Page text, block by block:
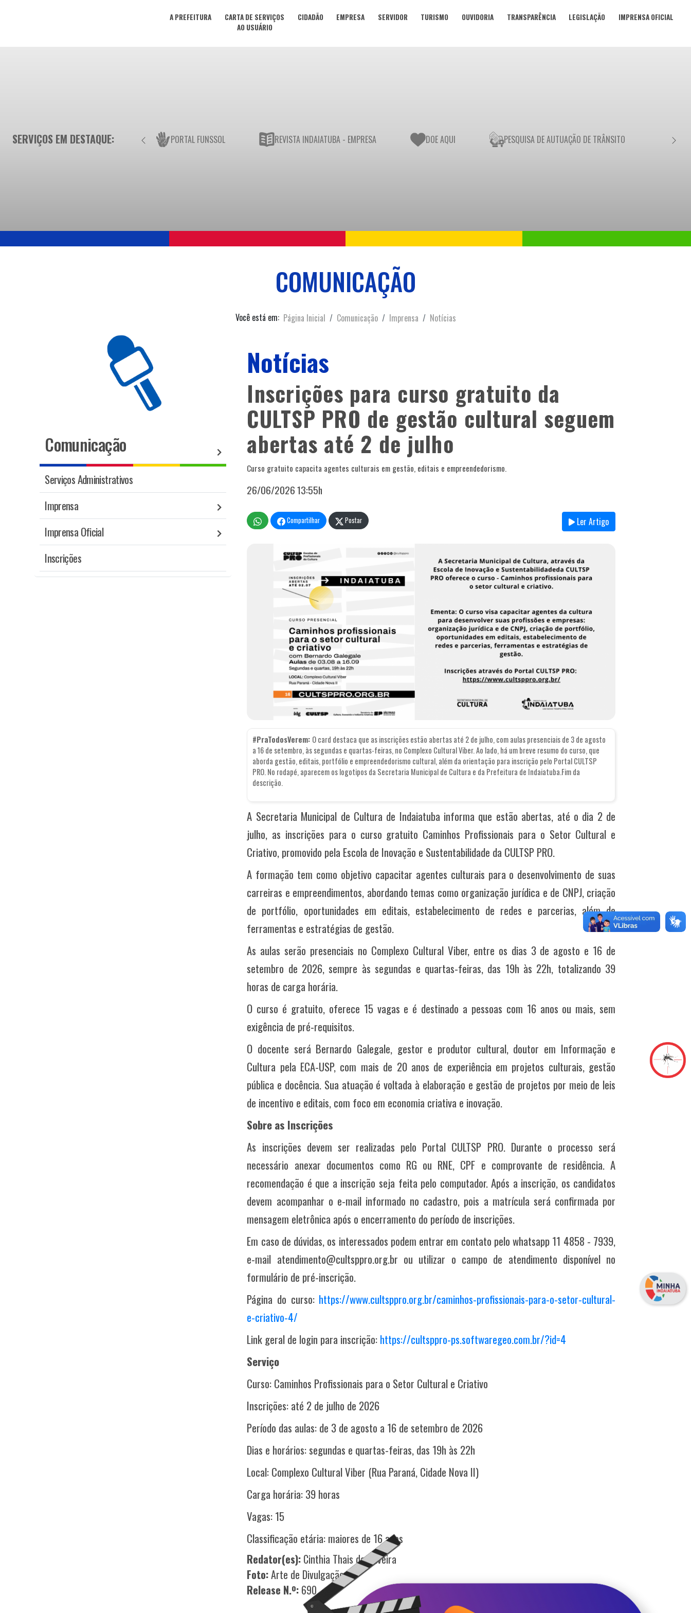
A PREFEITURA
CARTA DE SERVIÇOS
AO USUÁRIO
CIDADÃO EMPRESA SERVIDOR TURISMO OUVIDORIA TRANSPARÊNCIA LEGISLAÇÃO IMPRENSA OFICIAL
SERVIÇOS EM DESTAQUE: PORTAL FUNSSOL REVISTA INDAIATUBA - EMPRESA DOE AQUI PESQUISA DE AUTUAÇÃO DE TRÂNSITO
COMUNICAÇÃO
Você está em: Página Inicial Comunicação Imprensa Notícias
Comunicação
Serviços Administrativos
Imprensa
Imprensa Oficial
Inscrições
Notícias
Inscrições para curso gratuito da
CULTSP PRO de gestão cultural seguem
abertas até 2 de julho
Curso gratuito capacita agentes culturais em gestão, editais e empreendedorismo.
26/06/2026 13:55h
Compartilhar Postar Ler Artigo
#PraTodosVerem: O card destaca que as inscrições estão abertas até 2 de julho, com aulas presenciais de 3 de agosto
a 16 de setembro, às segundas e quartas-feiras, no Complexo Cultural Viber. Ao lado, há um breve resumo do curso, que
aborda gestão, editais, portfólio e empreendedorismo cultural, além da orientação para inscrição pelo Portal CULTSP
PRO. No rodapé, aparecem os logotipos da Secretaria Municipal de Cultura e da Prefeitura de Indaiatuba.Fim da
descrição.
A Secretaria Municipal de Cultura de Indaiatuba informa que estão abertas, até o dia 2 de
julho, as inscrições para o curso gratuito Caminhos Profissionais para o Setor Cultural e
Criativo, promovido pela Escola de Inovação e Sustentabilidade da CULTSP PRO.
A formação tem como objetivo capacitar agentes culturais para o desenvolvimento de suas
carreiras e empreendimentos, abordando temas como organização jurídica e de CNPJ, criação
de portfólio, oportunidades em editais, estabelecimento de redes e parcerias, além de
ferramentas e estratégias de gestão.
As aulas serão presenciais no Complexo Cultural Viber, entre os dias 3 de agosto e 16 de
setembro de 2026, sempre às segundas e quartas-feiras, das 19h às 22h, totalizando 39
horas de carga horária.
O curso é gratuito, oferece 15 vagas e é destinado a pessoas com 16 anos ou mais, sem
exigência de pré-requisitos.
O docente será Bernardo Galegale, gestor e produtor cultural, doutor em Informação e
Cultura pela ECA-USP, com mais de 20 anos de experiência em projetos culturais, gestão
pública e docência. Sua atuação é voltada à elaboração e gestão de projetos por meio de leis
de incentivo e editais, com foco em economia criativa e inovação.
Sobre as Inscrições
As inscrições devem ser realizadas pelo Portal CULTSP PRO. Durante o processo será
necessário anexar documentos como RG ou RNE, CPF e comprovante de residência. A
recomendação é que a inscrição seja feita pelo computador. Após a inscrição, os candidatos
devem acompanhar o e-mail informado no cadastro, pois a matrícula será confirmada por
mensagem eletrônica após o encerramento do período de inscrições.
Em caso de dúvidas, os interessados podem entrar em contato pelo whatsapp 11 4858 - 7939,
e-mail atendimento@cultsppro.org.br ou utilizar o campo de atendimento disponível no
formulário de pré-inscrição.
Página do curso: https://www.cultsppro.org.br/caminhos-profissionais-para-o-setor-cultural-
e-criativo-4/
Link geral de login para inscrição:https://cultsppro-ps.softwaregeo.com.br/?id=4
Serviço
Curso: Caminhos Profissionais para o Setor Cultural e Criativo
Inscrições: até 2 de julho de 2026
Período das aulas: de 3 de agosto a 16 de setembro de 2026
Dias e horários: segundas e quartas-feiras, das 19h às 22h
Local: Complexo Cultural Viber (Rua Paraná, Cidade Nova II)
Carga horária: 39 horas
Vagas: 15
Classificação etária: maiores de 16 anos
Redator(es): Cinthia Thais de Oliveira
Foto:Arte de Divulgação
Release N.º: 690